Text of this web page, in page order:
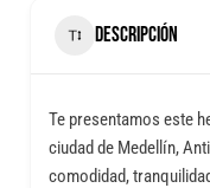
DESCRIPCIÓN
Te presentamos este
ciudad de Medellín,
comodidad,